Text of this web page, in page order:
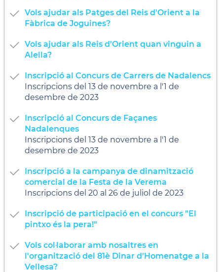
Vols ajudar als Patges del Reis d'Orient a la
Fàbrica de Joguines?
Vols ajudar als Reis d'Orient quan vinguin a
Alella?
Inscripció al Concurs de Carrers de Nadalencs
Inscripcions del 13 de novembre a l'1 de
desembre de 2023
Inscripció al Concurs de Façanes
Nadalenques
Inscripcions del 13 de novembre a l'1 de
desembre de 2023
Inscripció a la campanya de dinamització
comercial de la Festa de la Verema
Inscripcions del 20 al 26 de juliol de 2023
Inscripció de participació en el concurs "El
pintxo és la pera!"
Vols col·laborar amb nosaltres en
l'organització del 81è Dinar d'Homenatge a la
Vellesa?